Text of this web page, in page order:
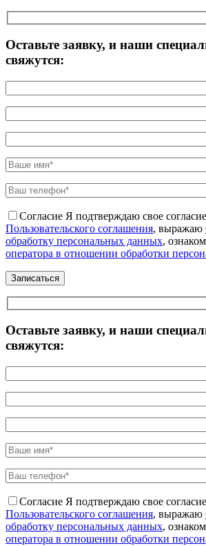
Оставьте заявку, и наши
свяжутся:
Согласие Я подтверждаю свое
Пользовательского соглашения, выражаю
обработку персональных данных,
оператора в отношении обработки
Оставьте заявку, и наши
свяжутся:
Согласие Я подтверждаю свое
Пользовательского соглашения, выражаю
обработку персональных данных,
оператора в отношении обработки